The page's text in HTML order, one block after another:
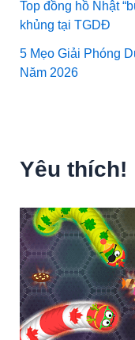
Top đồng hồ Nhật
khủng tại TGDĐ
5 Mẹo Giải Phóng
Năm 2026
Yêu thích!